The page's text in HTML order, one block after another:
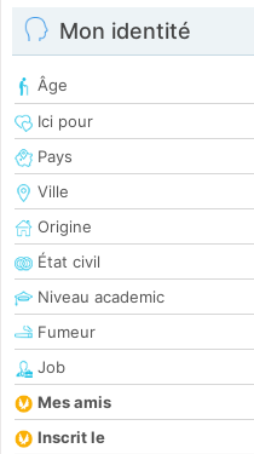
Mon identité
Âge
Ici pour
Pays
Ville
Origine
État civil
Niveau academic
Fumeur
Job
Mes amis
Inscrit le